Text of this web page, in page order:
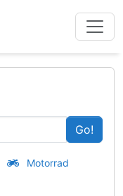
Go!
Motorrad